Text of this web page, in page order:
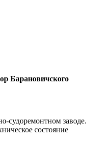
Барановичского
судоремонтном заводе.
состояние